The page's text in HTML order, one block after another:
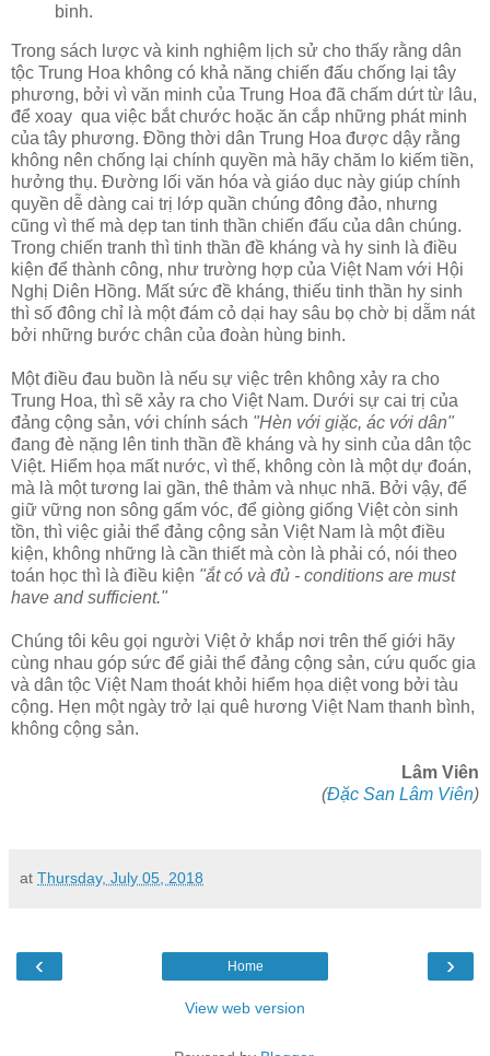
binh.
Trong sách lược và kinh nghiệm lịch sử cho thấy rằng dân
tộc Trung Hoa không có khả năng chiến đấu chống lại tây
phương, bởi vì văn minh của Trung Hoa đã chấm dứt từ lâu,
để xoay qua việc bắt chước hoặc ăn cắp những phát minh
của tây phương. Đồng thời dân Trung Hoa được dậy rằng
không nên chống lại chính quyền mà hãy chăm lo kiếm tiền,
hưởng thụ. Đường lối văn hóa và giáo dục này giúp chính
quyền dễ dàng cai trị lớp quần chúng đông đảo, nhưng
cũng vì thế mà dẹp tan tinh thần chiến đấu của dân chúng.
Trong chiến tranh thì tinh thần đề kháng và hy sinh là điều
kiện để thành công, như trường hợp của Việt Nam với Hội
Nghị Diên Hồng. Mất sức đề kháng, thiếu tinh thần hy sinh
thì số đông chỉ là một đám cỏ dại hay sâu bọ chờ bị dẵm nát
bởi những bước chân của đoàn hùng binh.
Một điều đau buồn là nếu sự việc trên không xảy ra cho
Trung Hoa, thì sẽ xảy ra cho Việt Nam. Dưới sự cai trị của
đảng cộng sản, với chính sách "Hèn với giặc, ác với dân"
đang đè nặng lên tinh thần đề kháng và hy sinh của dân tộc
Việt. Hiểm họa mất nước, vì thế, không còn là một dự đoán,
mà là một tương lai gần, thê thảm và nhục nhã. Bởi vậy, để
giữ vững non sông gấm vóc, để giòng giống Việt còn sinh
tồn, thì việc giải thể đảng cộng sản Việt Nam là một điều
kiện, không những là cần thiết mà còn là phải có, nói theo
toán học thì là điều kiện "ắt có và đủ - conditions are must
have and sufficient."
Chúng tôi kêu gọi người Việt ở khắp nơi trên thế giới hãy
cùng nhau góp sức để giải thể đảng cộng sản, cứu quốc gia
và dân tộc Việt Nam thoát khỏi hiểm họa diệt vong bởi tàu
cộng. Hẹn một ngày trở lại quê hương Việt Nam thanh bình,
không cộng sản.
Lâm Viên
(Đặc San Lâm Viên)
at Thursday, July 05, 2018
‹ ›
Home
View web version